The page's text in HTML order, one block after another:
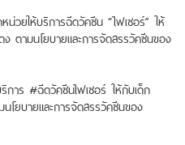
วยให้บริการฉีดวัคซีน “ไฟเซอร์” ให้
ตามนโยบายและการจัดสรรวัคซีนของ
การ #ฉีดวัคซีนไฟเซอร์ ให้กับเด็ก
โยบายและการจัดสรรวัคซีนของ